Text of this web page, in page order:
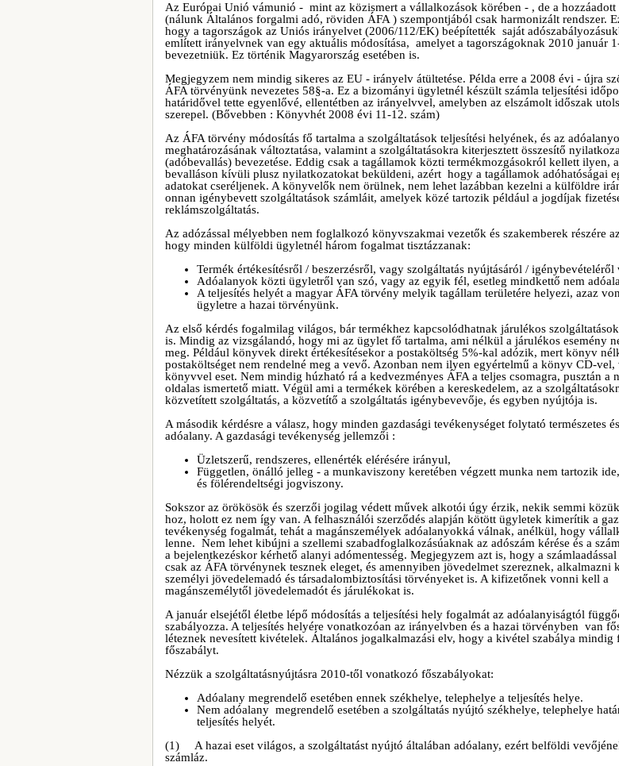
Az Európai Unió vámunió - mint az közismert a vállalkozások körében - , de a hozzáadott
(nálunk Általános forgalmi adó, röviden ÁFA ) szempontjából csak harmonizált rendszer.
hogy a tagországok az Uniós irányelvet (2006/112/EK) beépítették saját
említett irányelvnek van egy aktuális módosítása, amelyet a tagországoknak 2010 január
bevezetniük. Ez történik Magyarország esetében is.
Megjegyzem nem mindig sikeres az EU - irányelv átültetése. Példa erre a 2008 évi - újra
ÁFA törvényünk nevezetes 58§-a. Ez a bizományi ügyletnél készült számla teljesítési
határidővel tette egyenlővé, ellentétben az irányelvvel, amelyben az elszámolt időszak
szerepel. (Bővebben : Könyvhét 2008 évi 11-12. szám)
Az ÁFA törvény módosítás fő tartalma a szolgáltatások teljesítési helyének, és az
meghatározásának változtatása, valamint a szolgáltatásokra kiterjesztett összesítő
(adóbevallás) bevezetése. Eddig csak a tagállamok közti termékmozgásokról kellett ilyen,
bevalláson kívüli plusz nyilatkozatokat beküldeni, azért hogy a tagállamok adóhatóságai
adatokat cseréljenek. A könyvelők nem örülnek, nem lehet lazábban kezelni a külföldre
onnan igénybevett szolgáltatások számláit, amelyek közé tartozik például a jogdíjak
reklámszolgáltatás.
Az adózással mélyebben nem foglalkozó könyvszakmai vezetők és szakemberek részére
hogy minden külföldi ügyletnél három fogalmat tisztázzanak:
Termék értékesítésről / beszerzésről, vagy szolgáltatás nyújtásáról / igénybevételéről
Adóalanyok közti ügyletről van szó, vagy az egyik fél, esetleg mindkettő nem
A teljesítés helyét a magyar ÁFA törvény melyik tagállam területére helyezi, azaz
ügyletre a hazai törvényünk.
Az első kérdés fogalmilag világos, bár termékhez kapcsolódhatnak járulékos
is. Mindig az vizsgálandó, hogy mi az ügylet fő tartalma, ami nélkül a járulékos esemény
meg. Például könyvek direkt értékesítésekor a postaköltség 5%-kal adózik, mert könyv
postaköltséget nem rendelné meg a vevő. Azonban nem ilyen egyértelmű a könyv CD-vel,
könyvvel eset. Nem mindig húzható rá a kedvezményes ÁFA a teljes csomagra, pusztán a
oldalas ismertető miatt. Végül ami a termékek körében a kereskedelem, az a
közvetített szolgáltatás, a közvetítő a szolgáltatás igénybevevője, és egyben nyújtója
A második kérdésre a válasz, hogy minden gazdasági tevékenységet folytató természetes
adóalany. A gazdasági tevékenység jellemzői :
Üzletszerű, rendszeres, ellenérték elérésére irányul,
Független, önálló jelleg - a munkaviszony keretében végzett munka nem tartozik
és fölérendeltségi jogviszony.
Sokszor az örökösök és szerzői jogilag védett művek alkotói úgy érzik, nekik semmi
hoz, holott ez nem így van. A felhasználói szerződés alapján kötött ügyletek kimerítik a
tevékenység fogalmát, tehát a magánszemélyek adóalanyokká válnak, anélkül, hogy
lenne. Nem lehet kibújni a szellemi szabadfoglalkozásúaknak az adószám kérése és a
a bejelentkezéskor kérhető alanyi adómentesség. Megjegyzem azt is, hogy a számlaadással
csak az ÁFA törvénynek tesznek eleget, és amennyiben jövedelmet szereznek, alkalmazni
személyi jövedelemadó és társadalombiztosítási törvényeket is. A kifizetőnek vonni kell a
magánszemélytől jövedelemadót és járulékokat is.
A január elsejétől életbe lépő módosítás a teljesítési hely fogalmát az adóalanyiságtól
szabályozza. A teljesítés helyére vonatkozóan az irányelvben és a hazai törvényben van
léteznek nevesített kivételek. Általános jogalkalmazási elv, hogy a kivétel szabálya mindig
főszabályt.
Nézzük a szolgáltatásnyújtásra 2010-től vonatkozó főszabályokat:
Adóalany megrendelő esetében ennek székhelye, telephelye a teljesítés helye.
Nem adóalany megrendelő esetében a szolgáltatás nyújtó székhelye, telephelye
teljesítés helyét.
(1) A hazai eset világos, a szolgáltatást nyújtó általában adóalany, ezért belföldi
számláz.